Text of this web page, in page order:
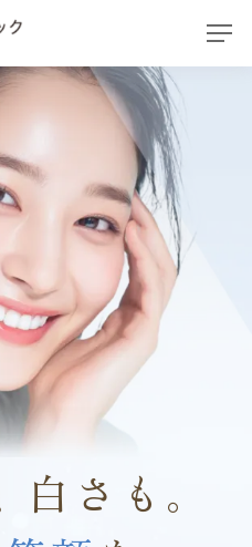
んか？
る治療
白さも 。